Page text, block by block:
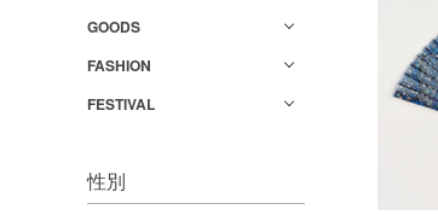
GOODS
FASHION
FESTIVAL
性別